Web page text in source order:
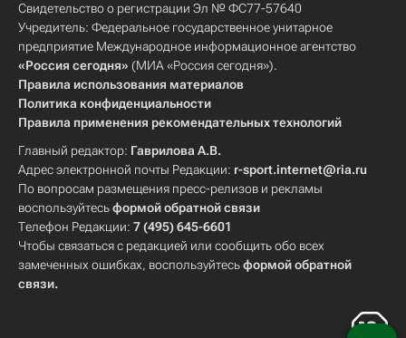
Свидетельство о регистрации Эл № ФС77-57640
Учредитель: Федеральное государственное унитарное
предприятие Международное информационное агентство
«Россия сегодня» (МИА «Россия сегодня»).
Правила использования материалов
Политика конфиденциальности
Правила применения рекомендательных технологий
Главный редактор: Гаврилова А.В.
Адрес электронной почты Редакции: r-sport.internet@ria.ru
По вопросам размещения пресс-релизов и рекламы
воспользуйтесьформой обратной связи
Телефон Редакции: 7 (495) 645-6601
Чтобы связаться с редакцией или сообщить обо всех
замеченных ошибках, воспользуйтесьформой обратной
связи.